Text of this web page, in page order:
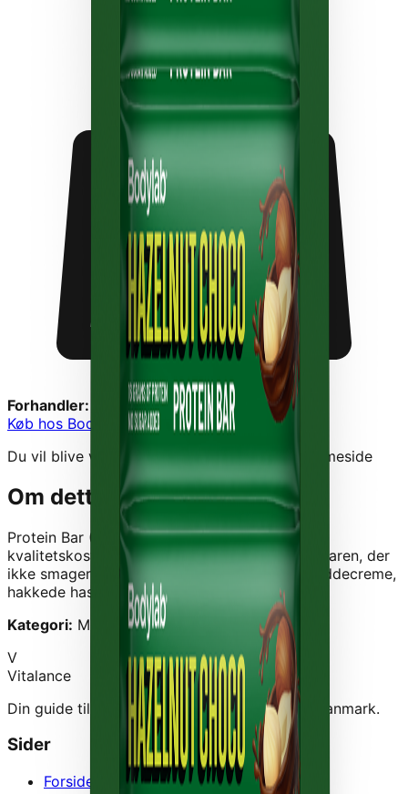
Forhandler:
Bodylab
Køb hos Bodylab
→
Du vil blive videresendt til forhandlerens hjemmeside
Om dette produkt
Protein Bar (12 x 55 g) - Hazelnut Chocoer et
kvalitetskosttilskud fra Bodylab.Prøv proteinbaren, der
ikke smager af proteinbar. Med blød hasselnøddecreme,
hakkede hasselnødder og mølkechokolade.
Kategori: Muskelopbygning › Proteinbarer
V
Vitalance
Din guide til at finde de bedste kosttilskud i Danmark.
Sider
Forside